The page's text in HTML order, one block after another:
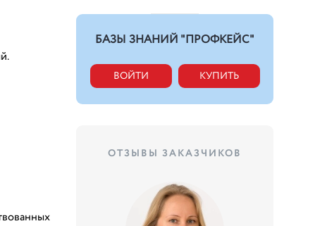
БАЗЫ ЗНАНИЙ "ПРОФКЕЙС"
ВОЙТИ КУПИТЬ
ОТЗЫВЫ ЗАКАЗЧИКОВ